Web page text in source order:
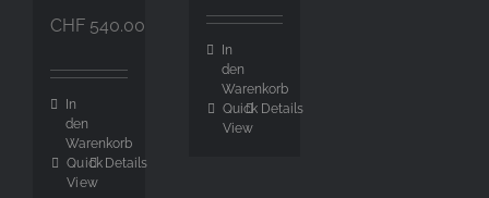
CHF 540.00
In
den
Warenkorb
Details
Quick
View
In
den
Warenkorb
Details
Quick
View